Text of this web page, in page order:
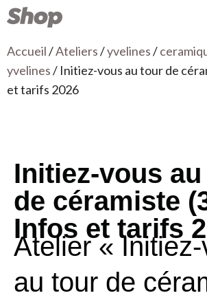
Accueil/Ateliers/yvelines/
yvelines/ Initiez-vous au tour de
et tarifs 2026
Initiez-vous
de céramiste
Infos et tarifs
Atelier «
au tour de